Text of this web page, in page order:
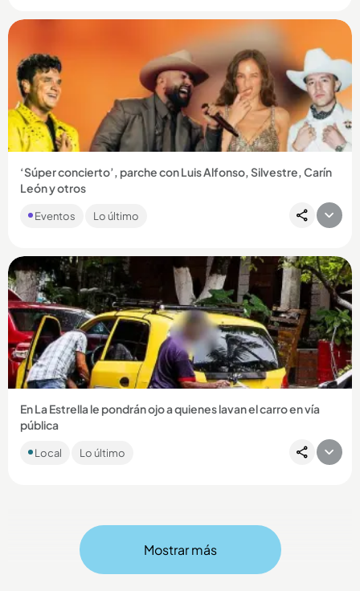
Compartir Noticia
‘Súper concierto’, parche con Luis Alfonso, Silvestre, Carín
León y otros
Si usted es de los que le gustan los parches donde le suenan
de todo, el ‘Súper concierto’ puede ser el evento que más
Eventos Lo último
Compartir Noticia
En La Estrella le pondrán ojo a quienes lavan el carro en vía
pública
evitar que los conductores y los establecimientos de lavado
Local Lo último
Mostrar más